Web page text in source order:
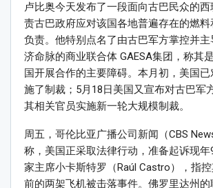
卢比奥今天发布了一段面向古巴民众的
责古巴政府应对该国各地普遍存在的燃
负责。他特别点名了由古巴军方掌控并
济命脉的商业联合体 GAESA集团，称其
国开展合作的主要障碍。本月初，美国已
施了制裁；5月18日美国又宣布对古巴军
其相关官员实施新一轮大规模制裁。
周五，哥伦比亚广播公司新闻（CBS
称，美国正采取法律行动，准备起诉现
家主席小卡斯特罗（Raúl Castro），指
前的两架飞机被击落事件。佛罗里达州